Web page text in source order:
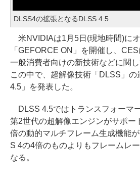
DLSS4の拡張となるDLSS 4.5
米NVIDIAは1月5日(現地時間)に
「GEFORCE ON」を開催し、
一般消費者向けの新技術などに関し
この中で、超解像技術「DLSS」
4.5」を発表した。
DLSS 4.5ではトランスフォーマ
第2世代の超解像エンジンがサポー
倍の動的マルチフレーム生成機能
S 4の4倍のものよりもフレームレ
なる。